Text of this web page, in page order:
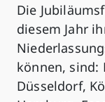
Die
diesem Jahr
können, sind:
Düsseldorf,